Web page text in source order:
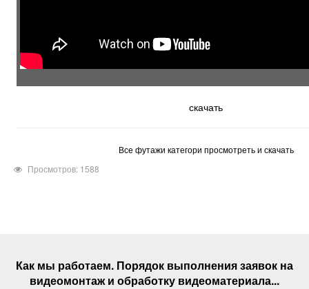
скачать
Все футажи категори просмотреть и скачать
Просмотров: 1588
Как мы работаем. Порядок выполнениязаявок на
видеомонтаж и обработку видеоматериала...